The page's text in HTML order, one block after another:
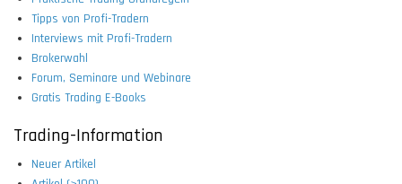
Tipps von Profi-Tradern
Interviews mit Profi-Tradern
Brokerwahl
Forum, Seminare und Webinare
Gratis Trading E-Books
Trading-Information
Neuer Artikel